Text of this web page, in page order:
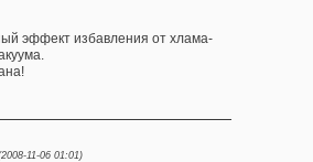
эффект избавления от хлама-
11-06 01:01)